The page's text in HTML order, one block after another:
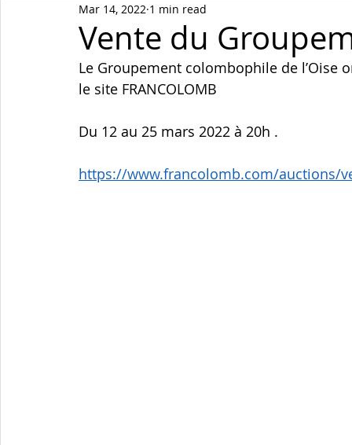
Vente du
Mar 14, 2022 1 min read
Le Groupement colombophile de
le site FRANCOLOMB
Du 12 au 25 mars 2022 à 20h .
https://www.francolomb.com/auctions/